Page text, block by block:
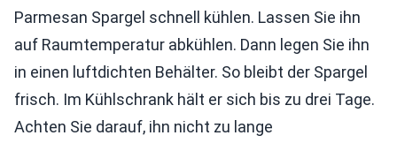
Parmesan Spargel schnell kühlen. Lassen Sie ihn
auf Raumtemperatur abkühlen. Dann legen Sie ihn
in einen luftdichten Behälter. So bleibt der Spargel
frisch. Im Kühlschrank hält er sich bis zu drei Tage.
Achten Sie darauf, ihn nicht zu lange